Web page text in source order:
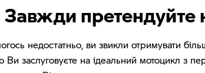
Завжди претендуйте
недостатньо, ви звикли отримувати
Ви заслуговуєте на ідеальний мотоцикл